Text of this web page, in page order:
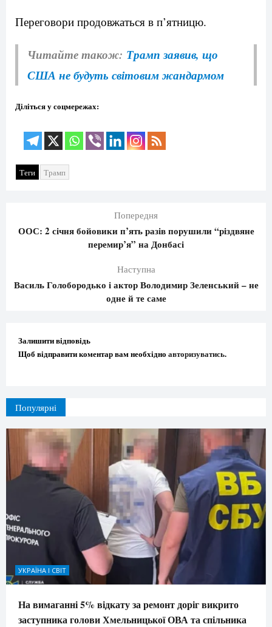
Переговори продовжаться в п’ятницю.
Читайте також: Трамп заявив, що
США не будуть світовим жандармом
Діліться у соцмережах:
Теги Трамп
Попередня
ООС: 2 січня бойовики п’ять разів порушили “різдвяне
перемир’я” на Донбасі
Наступна
Василь Голобородько і актор Володимир Зеленський – не
одне й те саме
Залишити відповідь
Щоб відправити коментар вам необхідно авторизуватись.
Популярні
УКРАЇНА І СВІТ
На вимаганні 5% відкату за ремонт доріг викрито
заступника голови Хмельницької ОВА та спільника